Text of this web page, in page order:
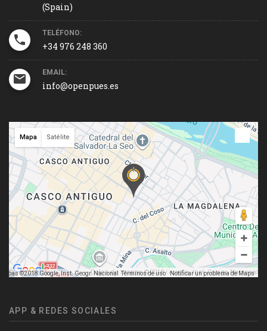
(Spain)
TELÉFONO:
+34 976 248 360
EMAIL:
info@openpues.es
©2018 Google, Inst. Geogr. NacionalDatos de mapas ©2018 Google, Inst. Geogr. Nacional
Términos de uso Notificar un problema de Maps
Mapa Satélite
APP & REDES SOCIALES